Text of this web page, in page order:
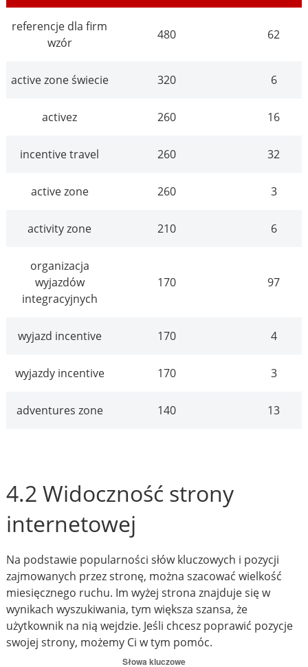
referencje dla firm
wzór
480 62
active zone świecie 320 6
activez 260 16
incentive travel 260 32
active zone 260 3
activity zone 210 6
organizacja
wyjazdów
integracyjnych
170 97
wyjazd incentive 170 4
wyjazdy incentive 170 3
adventures zone 140 13
4.2 Widoczność strony
internetowej
Na podstawie popularności słów kluczowych i pozycji
zajmowanych przez stronę, można szacować wielkość
miesięcznego ruchu. Im wyżej strona znajduje się w
wynikach wyszukiwania, tym większa szansa, że
użytkownik na nią wejdzie. Jeśli chcesz poprawić pozycje
swojej strony, możemy Ci w tym pomóc.